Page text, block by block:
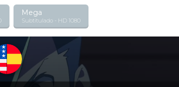
Mega
Subtitulado - HD 1080